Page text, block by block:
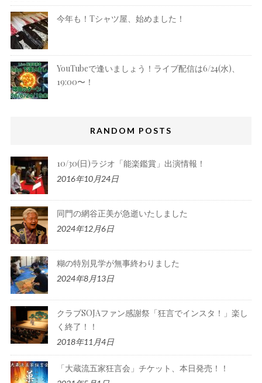
今年も！Tシャツ屋、始めました！
YouTubeで逢いましょう！ライブ配信は6/24(水)、
19:00〜！
RANDOM POSTS
10/30(日)ラジオ「能楽鑑賞」出演情報！
2016年10月24日
同門の網谷正美が急逝いたしました
2024年12月6日
糊の特別見学が無事終わりました
2024年8月13日
クラブSOJAファン感謝祭「狂言でインスタ！」楽し
く終了！！
2018年11月4日
「大蔵流五家狂言会」チケット、本日発売！！